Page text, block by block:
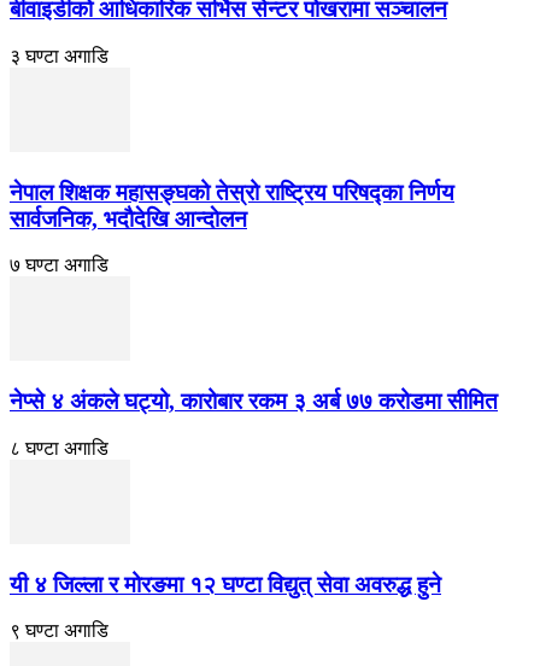
बीवाइडीको आधिकारिक सर्भिस सेन्टर पोखरामा सञ्चालन
३ घण्टा अगाडि
नेपाल शिक्षक महासङ्घको तेस्रो राष्ट्रिय परिषद्का निर्णय
सार्वजनिक, भदाैदेखि आन्दाेलन
७ घण्टा अगाडि
नेप्से ४ अंकले घट्यो, कारोबार रकम ३ अर्ब ७७ करोडमा सीमित
८ घण्टा अगाडि
यी ४ जिल्ला र मोरङमा १२ घण्टा विद्युत् सेवा अवरुद्ध हुने
९ घण्टा अगाडि